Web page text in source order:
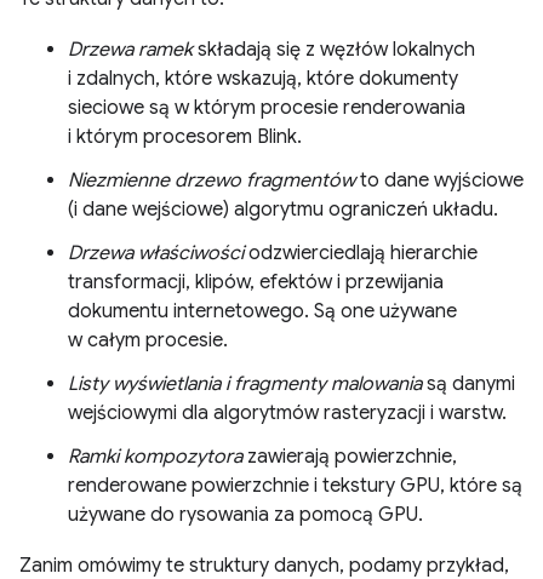
Drzewa ramekskładają się z węzłów lokalnych
i zdalnych, które wskazują, które dokumenty
sieciowe są w którym procesie renderowania
i którym procesorem Blink.
Niezmienne drzewo fragmentówto dane wyjściowe
(i dane wejściowe) algorytmu ograniczeń układu.
Drzewa właściwościodzwierciedlają hierarchie
transformacji, klipów, efektów i przewijania
dokumentu internetowego. Są one używane
w całym procesie.
Listy wyświetlania i fragmenty malowaniasą danymi
wejściowymi dla algorytmów rasteryzacji i warstw.
Ramki kompozytorazawierają powierzchnie,
renderowane powierzchnie i tekstury GPU, które są
używane do rysowania za pomocą GPU.
Zanim omówimy te struktury danych, podamy przykład,